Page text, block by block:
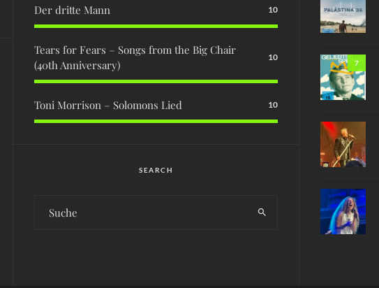
Der dritte Mann 10
Tears for Fears – Songs from the Big Chair
(40th Anniversary)
10
Toni Morrison – Solomons Lied 10
SEARCH
7